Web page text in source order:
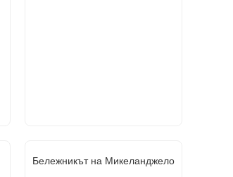
Бележникът на Микеланджело